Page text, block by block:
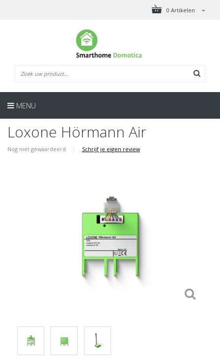
0 Artikelen
MENU
Loxone Hörmann Air
Nog niet gewaardeerd | Schrijf je eigen review